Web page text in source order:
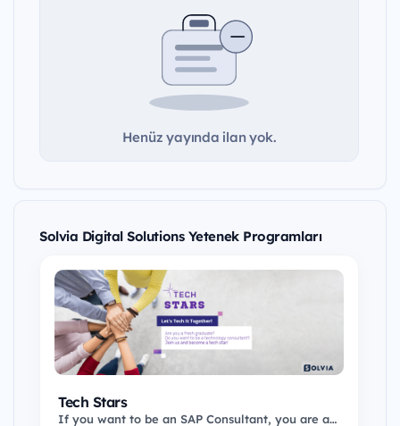
Henüz yayında ilan yok.
Solvia Digital Solutions Yetenek Programları
Tech Stars
If you want to be an SAP Consultant, you are at